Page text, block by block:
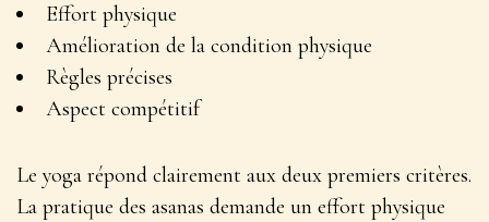
Effort physique
Amélioration de la condition physique
Règles précises
Aspect compétitif
Le yoga répond clairement aux deux premiers critères.
La pratique des asanas demande un effort physique